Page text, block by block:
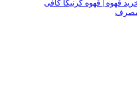
قهوه | قهوه گرنیکا کافی
مصرف